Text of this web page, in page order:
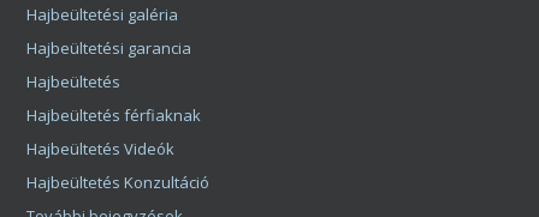
További bejegyzések
Karrier